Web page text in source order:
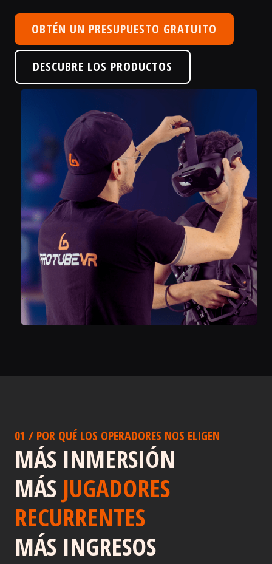
OBTÉN UN PRESUPUESTO GRATUITO
DESCUBRE LOS PRODUCTOS
01 / POR QUÉ LOS OPERADORES NOS ELIGEN
MÁS INMERSIÓN
MÁS JUGADORES
RECURRENTES
MÁS INGRESOS